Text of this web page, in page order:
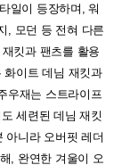
일이 등장하며, 워
, 모던 등 전혀 다른
킷과 팬츠를 활용
화이트 데님 재킷과
우재는 스트라이프
세련된 데님 재킷
아니라 오버핏 레더
, 완연한 겨울이 오